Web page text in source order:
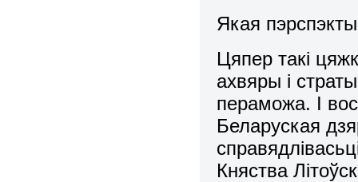
Якая
Цяпер такі
ахвяры і
пераможа. І
Беларуская
Княства